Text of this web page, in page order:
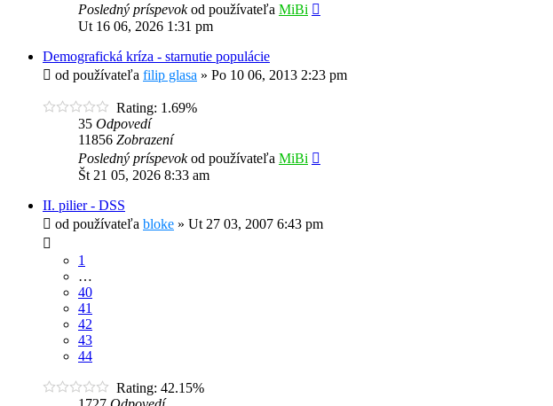
Posledný príspevokod používateľa MiBi
Ut 16 06, 2026 1:31 pm
Demografická kríza - starnutie populácie
od používateľa filip glasa » Po 10 06, 2013 2:23 pm
Rating: 1.69%
35 Odpovedí
11856 Zobrazení
Posledný príspevokod používateľa MiBi
Št 21 05, 2026 8:33 am
II. pilier - DSS
od používateľa bloke » Ut 27 03, 2007 6:43 pm
1
…
40
41
42
43
44
Rating: 42.15%